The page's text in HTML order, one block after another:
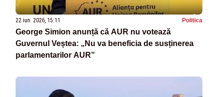
22 iun. 2026, 15:11 Politica
George Simion anunță că AUR nu votează
Guvernul Veștea: „Nu va beneficia de susținerea
parlamentarilor AUR”